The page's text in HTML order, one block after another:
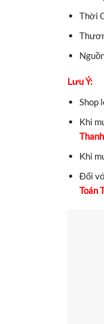
Thời
Lưu Ý:
Shop
Khi
Khi
Đối
Toán